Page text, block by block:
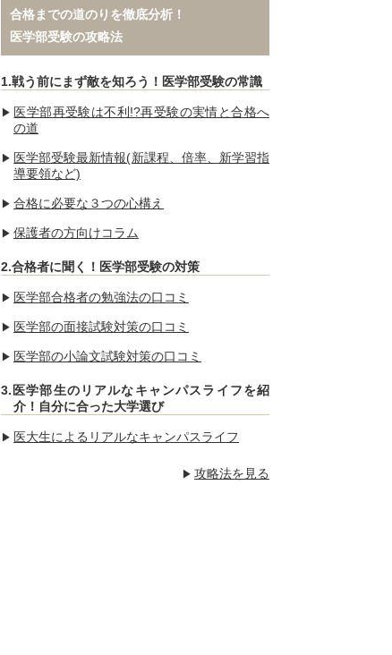
合格までの道のりを徹底分析！
医学部受験の攻略法
1.戦う前にまず敵を知ろう！医学部受験の常識
医学部再受験は不利!?再受験の実情と合格へ
の道
医学部受験最新情報(新課程、倍率、新学習指
導要領など)
合格に必要な３つの心構え
保護者の方向けコラム
2.合格者に聞く！医学部受験の対策
医学部合格者の勉強法の口コミ
医学部の面接試験対策の口コミ
医学部の小論文試験対策の口コミ
3.医学部生のリアルなキャンパスライフを紹
介！自分に合った大学選び
医大生によるリアルなキャンパスライフ
攻略法を見る